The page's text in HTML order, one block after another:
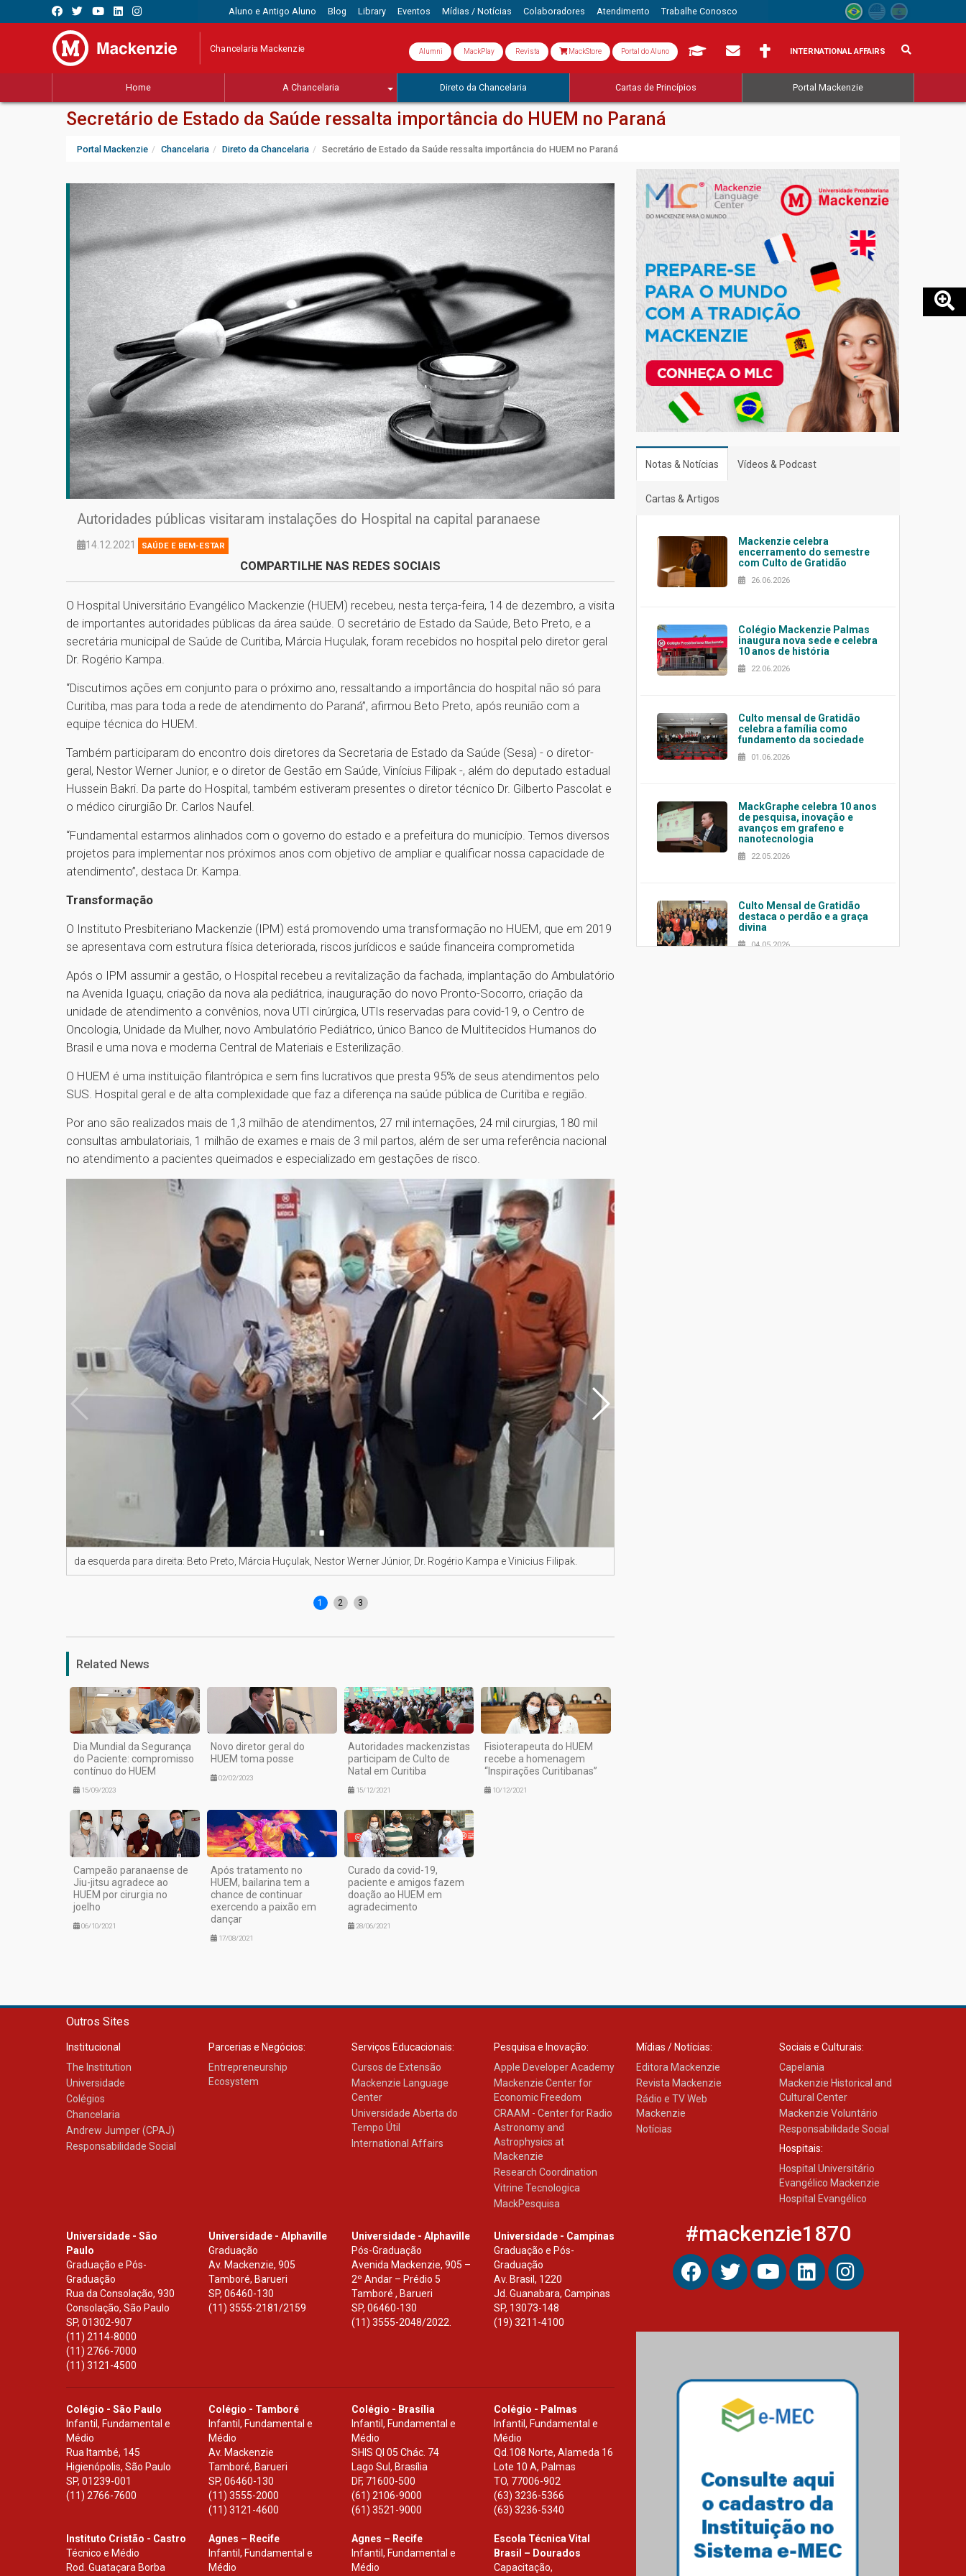
Aluno e Antigo Aluno Blog Library Eventos Mídias / Notícias Colaboradores Atendimento Trabalhe Conosco
Chancelaria Mackenzie Alumni MackPlay Revista MackStore Portal do Aluno INTERNATIONAL AFFAIRS
Home A Chancelaria Direto da Chancelaria Cartas de Princípios Portal Mackenzie
Secretário de Estado da Saúde ressalta importância do HUEM no Paraná
Portal Mackenzie Chancelaria Direto da Chancelaria Secretário de Estado da Saúde ressalta importância do HUEM no Paraná
Autoridades públicas visitaram instalações do Hospital na capital paranaese
14.12.2021 SAÚDE E BEM-ESTAR
COMPARTILHE NAS REDES SOCIAIS
O Hospital Universitário Evangélico Mackenzie (HUEM) recebeu, nesta terça-feira, 14 de dezembro, a visita
de importantes autoridades públicas da área saúde. O secretário de Estado da Saúde, Beto Preto, e a
secretária municipal de Saúde de Curitiba, Márcia Huçulak, foram recebidos no hospital pelo diretor geral
Dr. Rogério Kampa.
“Discutimos ações em conjunto para o próximo ano, ressaltando a importância do hospital não só para
Curitiba, mas para toda a rede de atendimento do Paraná”, afirmou Beto Preto, após reunião com a
equipe técnica do HUEM.
Também participaram do encontro dois diretores da Secretaria de Estado da Saúde (Sesa) - o diretor-
geral, Nestor Werner Junior, e o diretor de Gestão em Saúde, Vinícius Filipak -, além do deputado estadual
Hussein Bakri. Da parte do Hospital, também estiveram presentes o diretor técnico Dr. Gilberto Pascolat e
o médico cirurgião Dr. Carlos Naufel.
“Fundamental estarmos alinhados com o governo do estado e a prefeitura do município. Temos diversos
projetos para implementar nos próximos anos com objetivo de ampliar e qualificar nossa capacidade de
atendimento”, destaca Dr. Kampa.
Transformação
O Instituto Presbiteriano Mackenzie (IPM) está promovendo uma transformação no HUEM, que em 2019
se apresentava com estrutura física deteriorada, riscos jurídicos e saúde financeira comprometida
Após o IPM assumir a gestão, o Hospital recebeu a revitalização da fachada, implantação do Ambulatório
na Avenida Iguaçu, criação da nova ala pediátrica, inauguração do novo Pronto-Socorro, criação da
unidade de atendimento a convênios, nova UTI cirúrgica, UTIs reservadas para covid-19, o Centro de
Oncologia, Unidade da Mulher, novo Ambulatório Pediátrico, único Banco de Multitecidos Humanos do
Brasil e uma nova e moderna Central de Materiais e Esterilização.
O HUEM é uma instituição filantrópica e sem fins lucrativos que presta 95% de seus atendimentos pelo
SUS. Hospital geral e de alta complexidade que faz a diferença na saúde pública de Curitiba e região.
Por ano são realizados mais de 1,3 milhão de atendimentos, 27 mil internações, 24 mil cirurgias, 180 mil
consultas ambulatoriais, 1 milhão de exames e mais de 3 mil partos, além de ser uma referência nacional
no atendimento a pacientes queimados e especializado em gestações de risco.
da esquerda para direita: Beto Preto, Márcia Huçulak, Nestor Werner Júnior, Dr. Rogério Kampa e Vinicius Filipak.
1 2 3
Related News
Dia Mundial da Segurança
do Paciente: compromisso
contínuo do HUEM
15/09/2023
Novo diretor geral do
HUEM toma posse
02/02/2023
Autoridades mackenzistas
participam de Culto de
Natal em Curitiba
15/12/2021
Fisioterapeuta do HUEM
recebe a homenagem
“Inspirações Curitibanas”
10/12/2021
Campeão paranaense de
Jiu-jitsu agradece ao
HUEM por cirurgia no
joelho
06/10/2021
Após tratamento no
HUEM, bailarina tem a
chance de continuar
exercendo a paixão em
dançar
17/08/2021
Curado da covid-19,
paciente e amigos fazem
doação ao HUEM em
agradecimento
28/06/2021
Notas & Notícias Vídeos & Podcast
Cartas & Artigos
Mackenzie celebra
encerramento do semestre
com Culto de Gratidão
26.06.2026
Colégio Mackenzie Palmas
inaugura nova sede e celebra
10 anos de história
22.06.2026
Culto mensal de Gratidão
celebra a família como
fundamento da sociedade
01.06.2026
MackGraphe celebra 10 anos
de pesquisa, inovação e
avanços em grafeno e
nanotecnologia
22.05.2026
Culto Mensal de Gratidão
destaca o perdão e a graça
divina
04.05.2026
Outros Sites
Institucional
The Institution
Universidade
Colégios
Chancelaria
Andrew Jumper (CPAJ)
Responsabilidade Social
Parcerias e Negócios:
Entrepreneurship
Ecosystem
Serviços Educacionais:
Cursos de Extensão
Mackenzie Language
Center
Universidade Aberta do
Tempo Útil
International Affairs
Pesquisa e Inovação:
Apple Developer Academy
Mackenzie Center for
Economic Freedom
CRAAM - Center for Radio
Astronomy and
Astrophysics at
Mackenzie
Research Coordination
Vitrine Tecnologica
MackPesquisa
Mídias / Notícias:
Editora Mackenzie
Revista Mackenzie
Rádio e TV Web
Mackenzie
Notícias
Sociais e Culturais:
Capelania
Mackenzie Historical and
Cultural Center
Mackenzie Voluntário
Responsabilidade Social
Hospitais:
Hospital Universitário
Evangélico Mackenzie
Hospital Evangélico
Universidade - São
Paulo
Graduação e Pós-
Graduação
Rua da Consolação, 930
Consolação, São Paulo
SP, 01302-907
(11) 2114-8000
(11) 2766-7000
(11) 3121-4500
Universidade - Alphaville
Graduação
Av. Mackenzie, 905
Tamboré, Barueri
SP,06460-130
(11) 3555-2181/2159
Universidade - Alphaville
Pós-Graduação
Avenida Mackenzie, 905 –
2º Andar – Prédio 5
Tamboré , Barueri
SP, 06460-130
(11) 3555-2048/2022.
Universidade - Campinas
Graduação e Pós-
Graduação
Av. Brasil, 1220
Jd. Guanabara, Campinas
SP, 13073-148
(19) 3211-4100
Colégio - São Paulo
Infantil, Fundamental e
Médio
Rua Itambé, 145
Higienópolis, São Paulo
SP, 01239-001
(11) 2766-7600
Colégio - Tamboré
Infantil, Fundamental e
Médio
Av. Mackenzie
Tamboré, Barueri
SP,06460-130
(11) 3555-2000
(11) 3121-4600
Colégio - Brasília
Infantil, Fundamental e
Médio
SHIS Ql 05 Chác. 74
Lago Sul, Brasília
DF, 71600-500
(61) 2106-9000
(61) 3521-9000
Colégio - Palmas
Infantil, Fundamental e
Médio
Qd.108 Norte, Alameda 16
Lote 10 A, Palmas
TO, 77006-902
(63) 3236-5366
(63) 3236-5340
Instituto Cristão - Castro
Técnico e Médio
Rod. Guataçara Borba
Agnes – Recife
Infantil, Fundamental e
Médio
Agnes – Recife
Infantil, Fundamental e
Médio
Escola Técnica Vital
Brasil – Dourados
Capacitação,
#mackenzie1870